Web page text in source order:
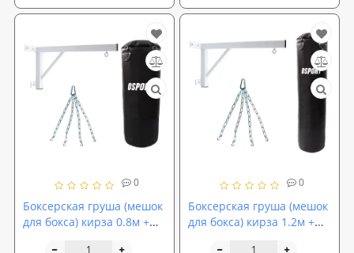
0
Боксерская груша (мешок
для бокса) кирза 0.8м +
0
Боксерская груша (мешок
для бокса) кирза 1.2м +